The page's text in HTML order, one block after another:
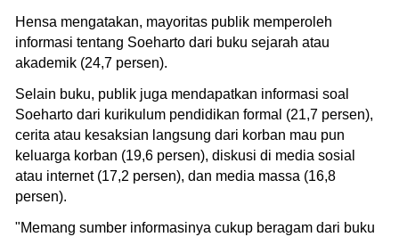
Hensa mengatakan, mayoritas publik memperoleh
informasi tentang Soeharto dari buku sejarah atau
akademik (24,7 persen).
Selain buku, publik juga mendapatkan informasi soal
Soeharto dari kurikulum pendidikan formal (21,7 persen),
cerita atau kesaksian langsung dari korban mau pun
keluarga korban (19,6 persen), diskusi di media sosial
atau internet (17,2 persen), dan media massa (16,8
persen).
"Memang sumber informasinya cukup beragam dari buku